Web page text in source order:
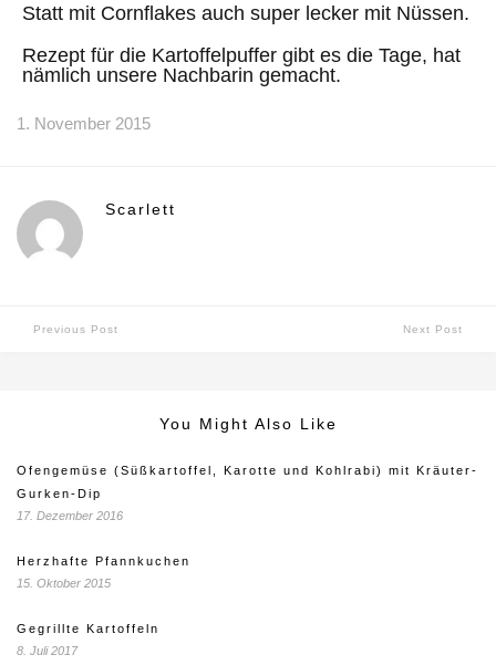
Statt mit Cornflakes auch super lecker mit Nüssen.
Rezept für die Kartoffelpuffer gibt es die Tage, hat
nämlich unsere Nachbarin gemacht.
1. November 2015
Scarlett
Previous Post Next Post
You Might Also Like
Ofengemüse (Süßkartoffel, Karotte und Kohlrabi) mit Kräuter-
Gurken-Dip
17. Dezember 2016
Herzhafte Pfannkuchen
15. Oktober 2015
Gegrillte Kartoffeln
8. Juli 2017